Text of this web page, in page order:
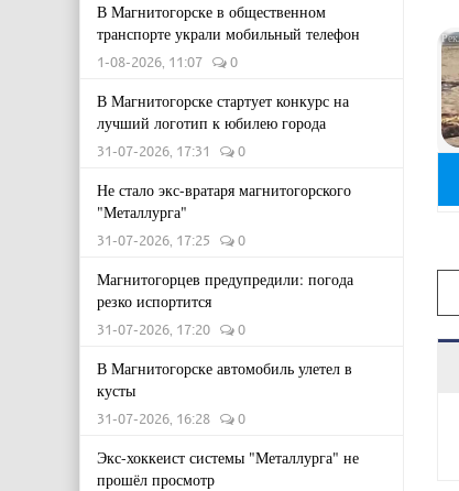
В Магнитогорске в общественном
транспорте украли мобильный телефон
1-08-2026, 11:07 0
В Магнитогорске стартует конкурс на
лучший логотип к юбилею города
31-07-2026, 17:31 0
Не стало экс-вратаря магнитогорского
"Металлурга"
31-07-2026, 17:25 0
Магнитогорцев предупредили: погода
резко испортится
31-07-2026, 17:20 0
В Магнитогорске автомобиль улетел в
кусты
31-07-2026, 16:28 0
Экс-хоккеист системы "Металлурга" не
прошёл просмотр